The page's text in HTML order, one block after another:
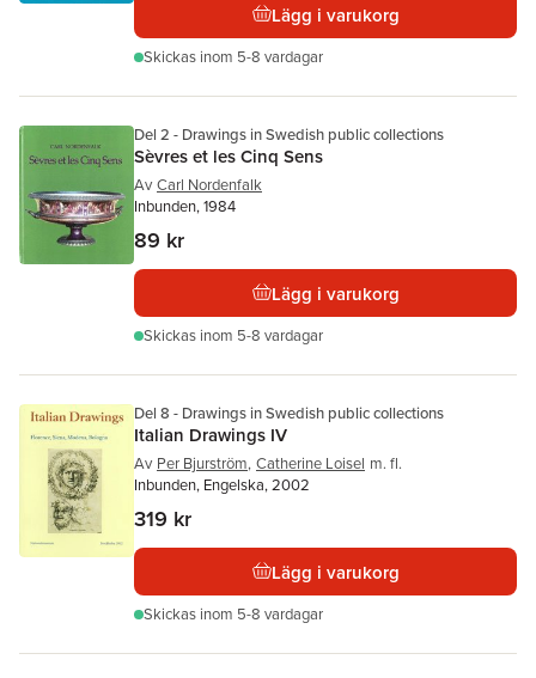
Lägg i varukorg
Skickas inom 5-8 vardagar
Del 2 - Drawings in Swedish public collections
Sèvres et les Cinq Sens
Av Carl Nordenfalk
Inbunden, 1984
89 kr
Lägg i varukorg
Skickas inom 5-8 vardagar
Del 8 - Drawings in Swedish public collections
Italian Drawings IV
Av Per Bjurström, Catherine Loisel m. fl.
Inbunden, Engelska, 2002
319 kr
Lägg i varukorg
Skickas inom 5-8 vardagar